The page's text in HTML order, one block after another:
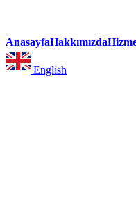
AnasayfaHakkımızda
English